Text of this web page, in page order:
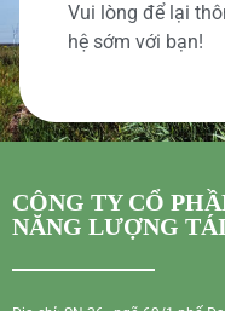
Vui lòng để lại
hệ sớm với bạn!
CÔNG TY CỔ
NĂNG LƯỢNG